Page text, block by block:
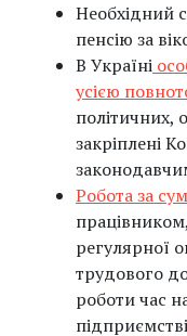
Необхідний
пенсію за
В Україні
усією
політичних,
закріплені
Робота за
регулярної
трудового
роботи час